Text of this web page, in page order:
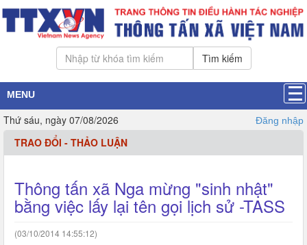
Tìm kiếm
MENU
Thứ sáu, ngày 07/08/2026 Đăng nhập
TRAO ĐỔI - THẢO LUẬN
Thông tấn xã Nga mừng "sinh nhật"
bằng việc lấy lại tên gọi lịch sử -TASS
(03/10/2014 14:55:12)